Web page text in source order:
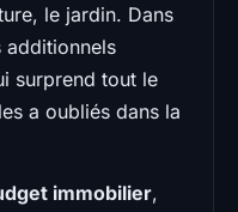
le jardin. Dans
additionnels
surprend tout le
a oubliés dans la
immobilier,